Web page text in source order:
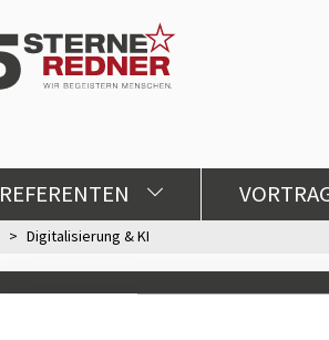
REFERENTEN
Digitalisierung & KI